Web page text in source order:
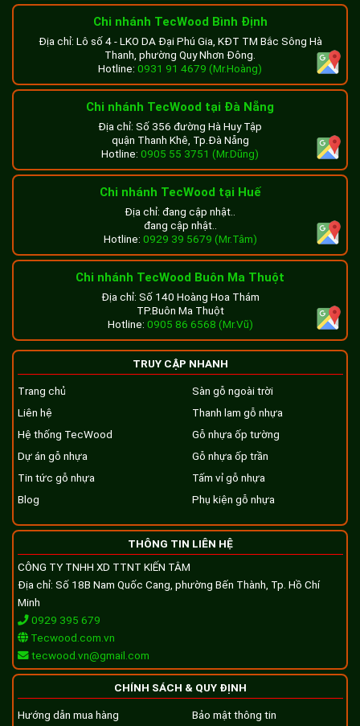
Chi nhánh TecWood Bình Định
Địa chỉ: Lô số 4 - LKO DA Đại Phú Gia, KĐT TM Bắc Sông Hà
Thanh, phường Quy Nhơn Đông.
Hotline: 0931 91 4679 (Mr.Hoàng)
Chi nhánh TecWood tại Đà Nẵng
Địa chỉ: Số 356 đường Hà Huy Tập
quận Thanh Khê, Tp.Đà Nẵng
Hotline: 0905 55 3751 (Mr.Dũng)
Chi nhánh TecWood tại Huế
Địa chỉ: đang cập nhật..
đang cập nhật..
Hotline: 0929 39 5679 (Mr.Tâm)
Chi nhánh TecWood Buôn Ma Thuột
Địa chỉ: Số 140 Hoàng Hoa Thám
TP.Buôn Ma Thuột
Hotline: 0905 86 6568 (Mr.Vũ)
TRUY CẬP NHANH
Trang chủ
Liên hệ
Hệ thống TecWood
Dự án gỗ nhựa
Tin tức gỗ nhựa
Blog
Sàn gỗ ngoài trời
Thanh lam gỗ nhựa
Gỗ nhựa ốp tường
Gỗ nhựa ốp trần
Tấm vỉ gỗ nhựa
Phụ kiện gỗ nhựa
THÔNG TIN LIÊN HỆ
CÔNG TY TNHH XD TTNT KIẾN TÂM
Địa chỉ: Số 18B Nam Quốc Cang, phường Bến Thành, Tp. Hồ Chí
Minh
0929 395 679
Tecwood.com.vn
tecwood.vn@gmail.com
CHÍNH SÁCH & QUY ĐỊNH
Hướng dẫn mua hàng Bảo mật thông tin